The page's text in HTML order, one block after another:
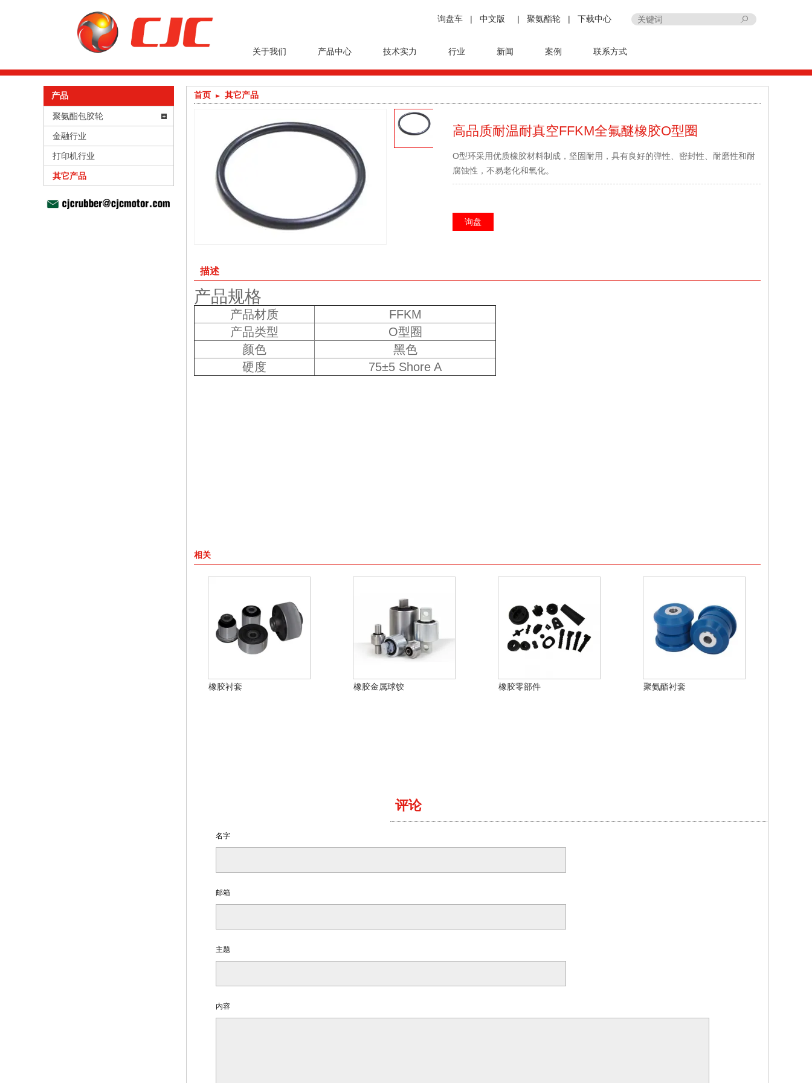
下载中心
|
聚氨酯轮
|
中文版
|
询盘车
关于我们 产品中心 技术实力 行业 新闻 案例 联系方式
产品
聚氨酯包胶轮
金融行业
打印机行业
其它产品
首页 其它产品
高品质耐温耐真空FFKM全氟醚橡胶O型圈
O型环采用优质橡胶材料制成，坚固耐用，具有良好的弹性、密封性、耐磨性和耐
腐蚀性，不易老化和氧化。
询盘
描述
产品规格
产品材质
FFKM
产品类型
O型圈
颜色
黑色
硬度
75±5 Shore A
相关
橡胶衬套 橡胶金属球铰 橡胶零部件 聚氨酯衬套
评论
名字
邮箱
主题
内容